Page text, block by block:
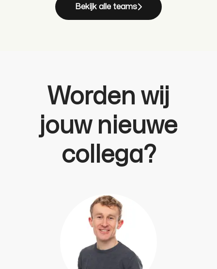
Bekijk alle teams
Worden wij
jouw nieuwe
collega?